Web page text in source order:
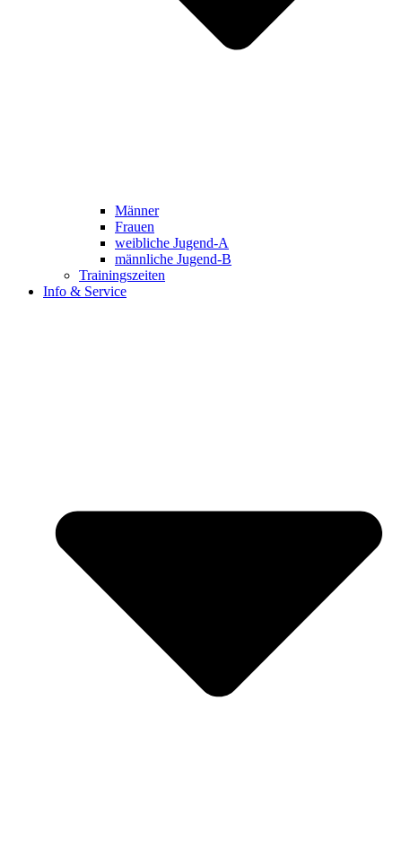
Männer
Frauen
weibliche Jugend-A
männliche Jugend-B
Trainingszeiten
Info & Service